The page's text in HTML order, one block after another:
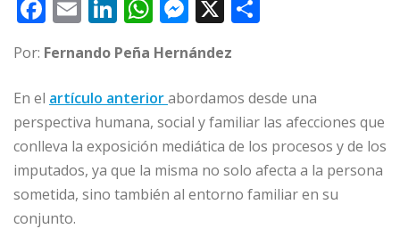
F
a
c
e
b
o
o
k
E
m
ai
l
Li
n
k
e
dI
n
W
h
at
s
A
p
p
M
e
ss
e
n
g
e
r
X
p
ar
ti
r
Por: Fernando Peña Hernández
En el artículo anteriorabordamos desde una
perspectiva humana, social y familiar las afecciones que
conlleva la exposición mediática de los procesos y de los
imputados, ya que la misma no solo afecta a la persona
sometida, sino también al entorno familiar en su
conjunto.